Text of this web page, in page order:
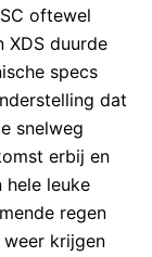
oftewel
XDS duurde
specs
dat
snelweg
erbij en
hele leuke
regen
krijgen